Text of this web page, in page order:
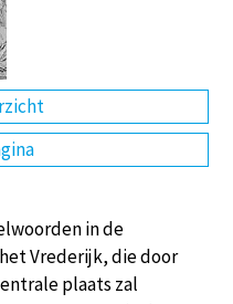
in de
Vrederijk, die door
plaats zal